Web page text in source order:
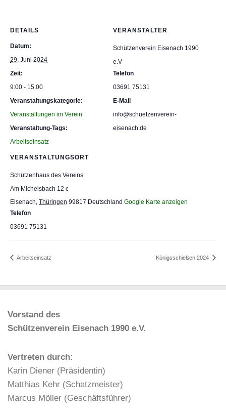
DETAILS
Datum:
29. Juni 2024
Zeit:
9:00 - 15:00
Veranstaltungskategorie:
Veranstaltungen im Verein
Veranstaltung-Tags:
Arbeitseinsatz
VERANSTALTUNGSORT
Schützenhaus des Vereins
Am Michelsbach 12 c
Eisenach, Thüringen 99817 Deutschland Google Karte anzeigen
Telefon
03691 75131
VERANSTALTER
Schützenverein Eisenach 1990
e.V
Telefon
03691 75131
E-Mail
info@schuetzenverein-
eisenach.de
Arbeitseinsatz Königsschießen 2024
Vorstand des
Schützenverein Eisenach 1990 e.V.
Vertreten durch:
Karin Diener (Präsidentin)
Matthias Kehr (Schatzmeister)
Marcus Möller (Geschäftsführer)